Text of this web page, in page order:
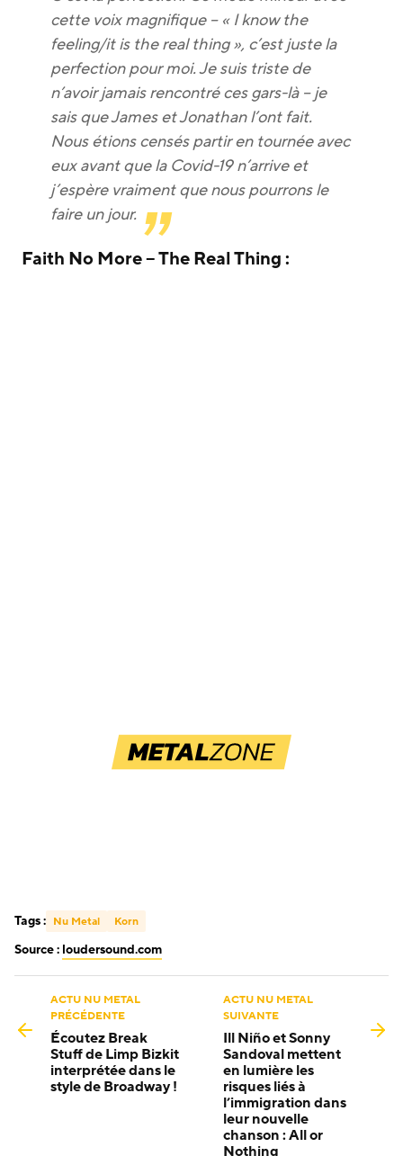
cette voix magnifique – « I know the
feeling/it is the real thing », c’est juste la
perfection pour moi. Je suis triste de
n’avoir jamais rencontré ces gars-là – je
sais que James et Jonathan l’ont fait.
Nous étions censés partir en tournée avec
eux avant que la Covid-19 n’arrive et
j’espère vraiment que nous pourrons le
faire un jour.
Faith No More – The Real Thing :
Tags : Nu Metal Korn
Source : loudersound.com
ACTU NU METAL
PRÉCÉDENTE
Écoutez Break
Stuff de Limp Bizkit
interprétée dans le
style de Broadway !
ACTU NU METAL
SUIVANTE
Ill Niño et Sonny
Sandoval mettent
en lumière les
risques liés à
l’immigration dans
leur nouvelle
chanson : All or
Nothing